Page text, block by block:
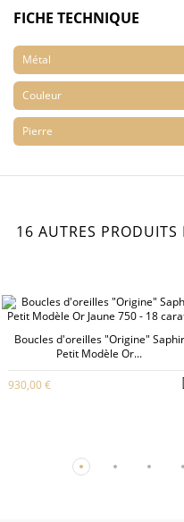
FICHE TECHNIQUE
Métal
Couleur
Pierre
16 AUTRES PRODUITS
Boucles d'oreilles "Origine" Saphir
Petit Modèle Or...
930,00 €